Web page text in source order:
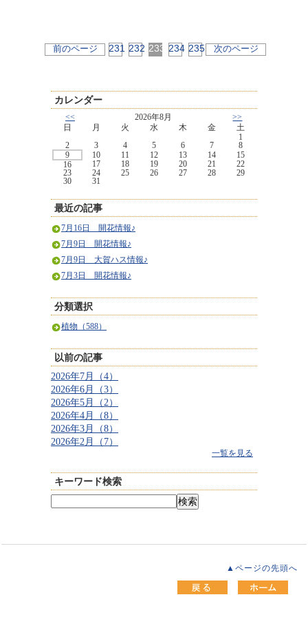
前のページ 231 232 233 234 235 次のページ
カレンダー
<< 2026年8月
>>
日
月 火 水 木 金
土
1
2
3 4 5 6 7
8
9
10 11 12 13 14
15
16
17 18 19 20 21
22
23
24 25 26 27 28
29
30
31
最近の記事
7月16日 開花情報♪
7月9日 開花情報♪
7月9日 大賀ハス情報♪
7月3日 開花情報♪
分類選択
植物（588）
以前の記事
2026年7月（4）
2026年6月（3）
2026年5月（2）
2026年4月（8）
2026年3月（8）
2026年2月（7）
一覧を見る
キーワード検索
▲ページの先頭へ